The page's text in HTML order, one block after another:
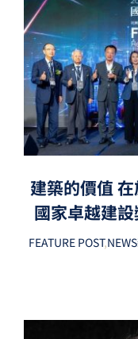
建築的價值
國家卓越建
FEATURE POST,